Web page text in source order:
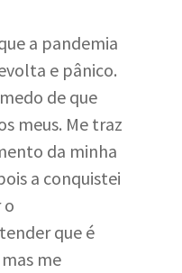
a pandemia
e pânico.
de que
meus. Me traz
da minha
a conquistei
o
que é
me